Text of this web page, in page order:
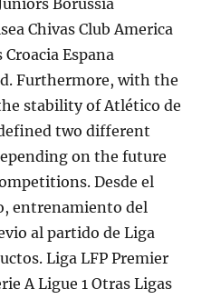
Borussia
Chivas Club America
Espana
Furthermore, with the
stability of Atlético de
two different
on the future
Desde el
entrenamiento del
al partido de Liga
Liga LFP Premier
A Ligue 1 Otras Ligas